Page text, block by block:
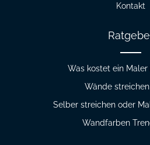
Kontakt
Was kostet ein Maler
Wände
Selber streichen oder
Wandfarben